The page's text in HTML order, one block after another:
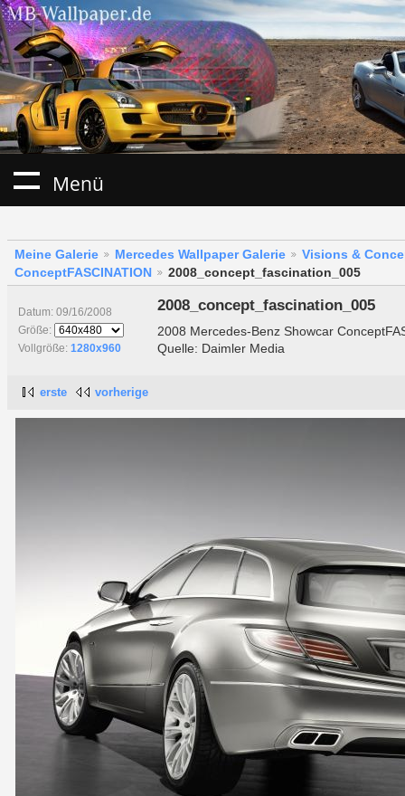
Menü
Meine Galerie Mercedes Wallpaper Galerie
Visions &
ConceptFASCINATION
2008_concept_fascination_005
Datum: 09/16/2008
Größe:
Vollgröße: 1280x960
2008_concept_fascination_005
2008 Mercedes-Benz Showcar
Quelle: Daimler Media
erste vorherige